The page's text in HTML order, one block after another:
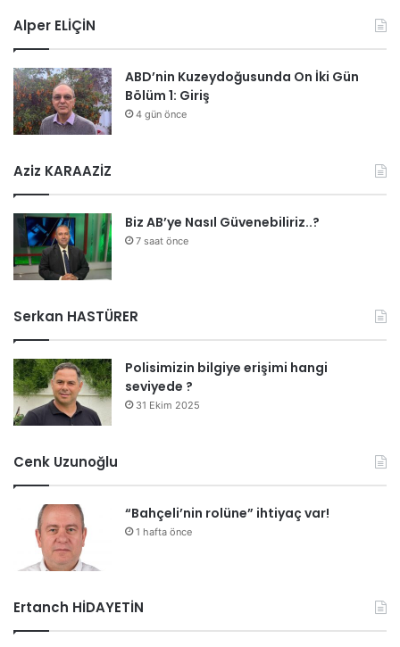
Alper ELİÇİN
ABD’nin Kuzeydoğusunda On İki Gün
Bölüm 1: Giriş
4 gün önce
Aziz KARAAZİZ
Biz AB’ye Nasıl Güvenebiliriz..?
7 saat önce
Serkan HASTÜRER
Polisimizin bilgiye erişimi hangi
seviyede ?
31 Ekim 2025
Cenk Uzunoğlu
“Bahçeli’nin rolüne” ihtiyaç var!
1 hafta önce
Ertanch HİDAYETİN